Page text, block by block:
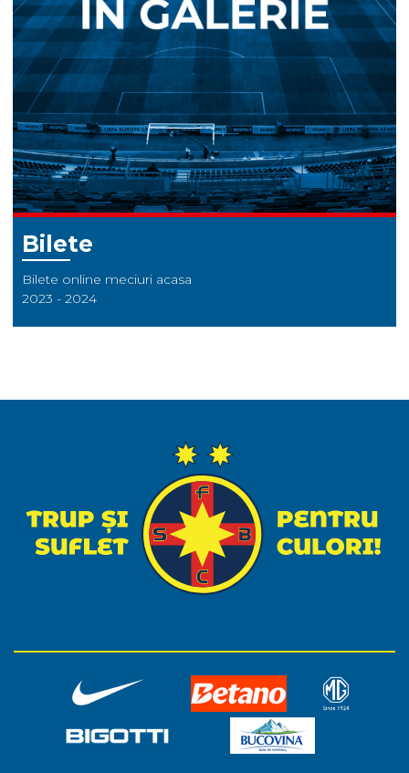
Bilete
Bilete online meciuri acasa
2023 - 2024